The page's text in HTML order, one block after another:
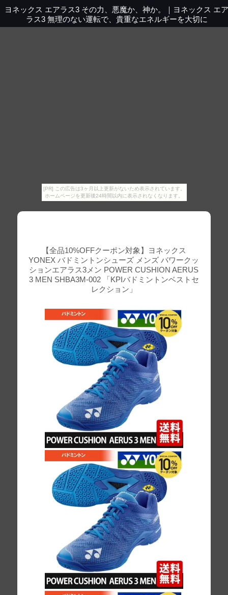
[PR] この広告は3ヶ月以上更新がないため表示されています。
ホームページを更新後24時間以内に表示されなくなります。
ヨネックス エアラス3 その力、悪魔か、神か。 ｜ ヨネックス エア
ラス3 無理のない運転で、貴重なエネルギーを大切に
【全品10%OFFクーポン対象】ヨネックス
YONEX バドミントンシューズ メンズ パワークッ
ションエアラス3メン POWER CUSHION AERUS
3 MEN SHBA3M-002 「KPIバドミントンベストセ
レクション」